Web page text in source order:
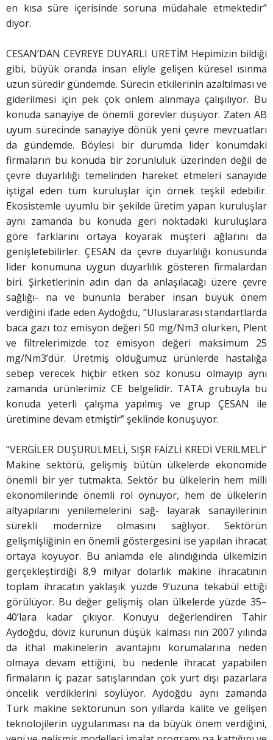
en kısa süre içerisinde soruna müdahale etmektedir”
diyor.
CESAN’DAN CEVREYE DUYARLI URETİM Hepimizin bildiği
gibi, büyük oranda insan eliyle gelişen küresel ısınma
uzun süredir gündemde. Sürecin etkilerinin azaltılması ve
giderilmesi için pek çok önlem alınmaya çalışılıyor. Bu
konuda sanayiye de önemli görevler düşüyor. Zaten AB
uyum sürecinde sanayiye dönük yeni çevre mevzuatları
da gündemde. Böylesi bir durumda lider konumdaki
firmaların bu konuda bir zorunluluk üzerinden değil de
çevre duyarlılığı temelinden hareket etmeleri sanayide
iştigal eden tüm kuruluşlar için örnek teşkil edebilir.
Ekosistemle uyumlu bir şekilde üretim yapan kuruluşlar
aynı zamanda bu konuda geri noktadaki kuruluşlara
göre farklarını ortaya koyarak müşteri ağlarını da
genişletebilirler. ÇESAN da çevre duyarlılığı konusunda
lider konumuna uygun duyarlılık gösteren firmalardan
biri. Şirketlerinin adın dan da anlaşılacağı üzere çevre
sağlığı- na ve bununla beraber insan büyük önem
verdiğini ifade eden Aydoğdu, “Uluslararası standartlarda
baca gazı toz emisyon değeri 50 mg/Nm3 olurken, Plent
ve filtrelerimizde toz emisyon değeri maksimum 25
mg/Nm3’dür. Üretmiş olduğumuz ürünlerde hastalığa
sebep verecek hiçbir etken söz konusu olmayıp aynı
zamanda ürünlerimiz CE belgelidir. TATA grubuyla bu
konuda yeterli çalışma yapılmış ve grup ÇESAN ile
üretimine devam etmiştir” şeklinde konuşuyor.
“VERGİLER DUŞURULMELİ, SIŞR FAİZLİ KREDİ VERİLMELİ”
Makine sektörü, gelişmiş bütün ülkelerde ekonomide
önemli bir yer tutmakta. Sektör bu ülkelerin hem milli
ekonomilerinde önemli rol oynuyor, hem de ülkelerin
altyapılarını yenilemelerini sağ- layarak sanayilerinin
sürekli modernize olmasını sağlıyor. Sektörün
gelişmişliğinin en önemli göstergesini ise yapılan ihracat
ortaya koyuyor. Bu anlamda ele alındığında ülkemizin
gerçekleştirdiği 8,9 milyar dolarlık makine ihracatının
toplam ihracatın yaklaşık yüzde 9‘uzuna tekabül ettiği
görülüyor. Bu değer gelişmiş olan ülkelerde yüzde 35–
40’lara kadar çıkıyor. Konuyu değerlendiren Tahir
Aydoğdu, döviz kurunun düşük kalması nın 2007 yılında
da ithal makinelerin avantajını korumalarına neden
olmaya devam ettiğini, bu nedenle ihracat yapabilen
firmaların iç pazar satışlarından çok yurt dışı pazarlara
öncelik verdiklerini söylüyor. Aydoğdu aynı zamanda
Türk makine sektörünün son yıllarda kalite ve gelişen
teknolojilerin uygulanması na da büyük önem verdiğini,